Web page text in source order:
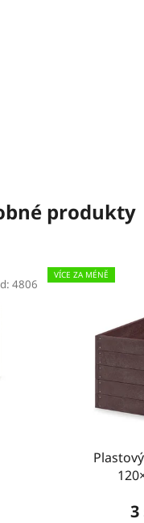
produkty
4806
VÍCE ZA MÉNĚ
3